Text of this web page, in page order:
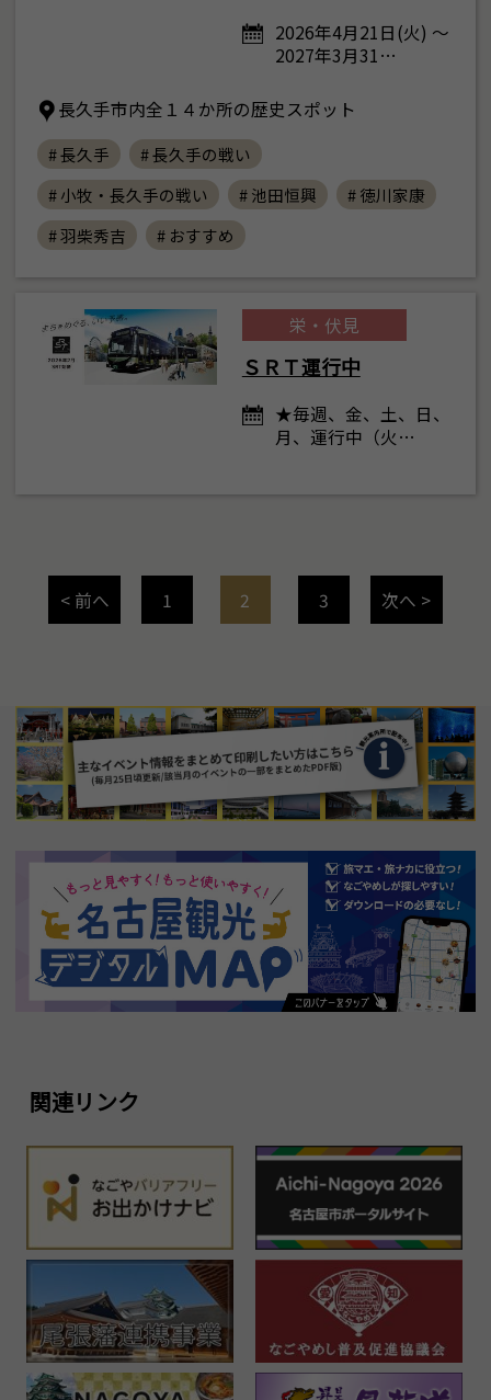
2026年4月21日(火) ～
2027年3月31…
長久手市内全１４か所の歴史スポット
# 長久手
# 長久手の戦い
# 小牧・長久手の戦い
# 池田恒興
# 徳川家康
# 羽柴秀吉
# おすすめ
栄・伏見
ＳＲＴ運行中
★毎週、金、土、日、
月、運行中（火…
< 前へ 1 2 3 次へ >
関連リンク